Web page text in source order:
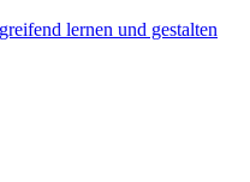
lernen und gestalten